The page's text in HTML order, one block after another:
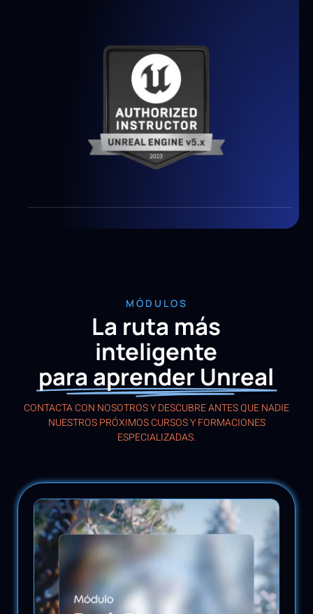
MÓDULOS
La ruta más
inteligente
para aprender Unreal
CONTACTA CON NOSOTROS Y DESCUBRE ANTES QUE NADIE
NUESTROS PRÓXIMOS CURSOS Y FORMACIONES
ESPECIALIZADAS.